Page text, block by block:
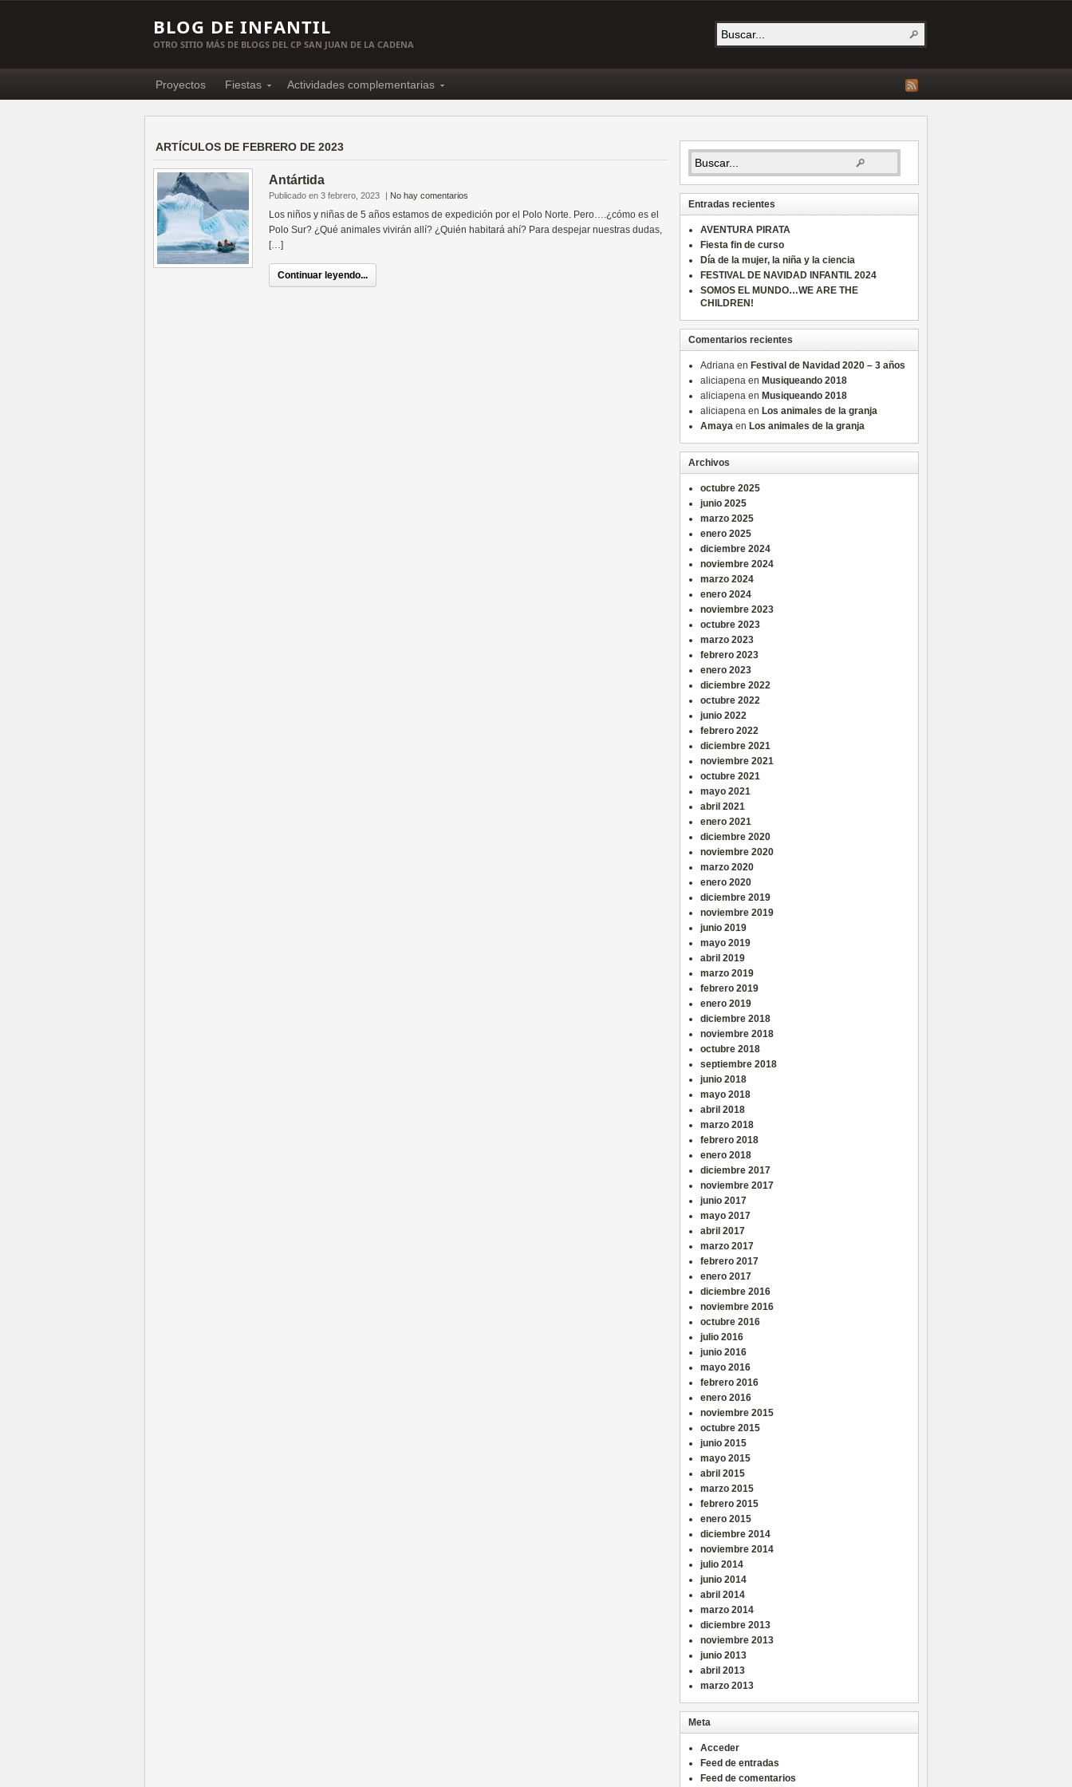
BLOG DE INFANTIL
OTRO SITIO MÁS DE BLOGS DEL CP SAN JUAN DE LA CADENA
Proyectos Fiestas Actividades complementarias
ARTÍCULOS DE FEBRERO DE 2023
Antártida
Publicado en 3 febrero, 2023 | No hay comentarios
Los niños y niñas de 5 años estamos de expedición por el Polo Norte. Pero….¿cómo es el
Polo Sur? ¿Qué animales vivirán allí? ¿Quién habitará ahí? Para despejar nuestras dudas,
[…]
Continuar leyendo...
Entradas recientes
AVENTURA PIRATA
Fiesta fin de curso
Día de la mujer, la niña y la ciencia
FESTIVAL DE NAVIDAD INFANTIL 2024
SOMOS EL MUNDO…WE ARE THE
CHILDREN!
Comentarios recientes
Adriana en Festival de Navidad 2020 – 3 años
aliciapena en Musiqueando 2018
aliciapena en Musiqueando 2018
aliciapena en Los animales de la granja
Amaya en Los animales de la granja
Archivos
octubre 2025
junio 2025
marzo 2025
enero 2025
diciembre 2024
noviembre 2024
marzo 2024
enero 2024
noviembre 2023
octubre 2023
marzo 2023
febrero 2023
enero 2023
diciembre 2022
octubre 2022
junio 2022
febrero 2022
diciembre 2021
noviembre 2021
octubre 2021
mayo 2021
abril 2021
enero 2021
diciembre 2020
noviembre 2020
marzo 2020
enero 2020
diciembre 2019
noviembre 2019
junio 2019
mayo 2019
abril 2019
marzo 2019
febrero 2019
enero 2019
diciembre 2018
noviembre 2018
octubre 2018
septiembre 2018
junio 2018
mayo 2018
abril 2018
marzo 2018
febrero 2018
enero 2018
diciembre 2017
noviembre 2017
junio 2017
mayo 2017
abril 2017
marzo 2017
febrero 2017
enero 2017
diciembre 2016
noviembre 2016
octubre 2016
julio 2016
junio 2016
mayo 2016
febrero 2016
enero 2016
noviembre 2015
octubre 2015
junio 2015
mayo 2015
abril 2015
marzo 2015
febrero 2015
enero 2015
diciembre 2014
noviembre 2014
julio 2014
junio 2014
abril 2014
marzo 2014
diciembre 2013
noviembre 2013
junio 2013
abril 2013
marzo 2013
Meta
Acceder
Feed de entradas
Feed de comentarios